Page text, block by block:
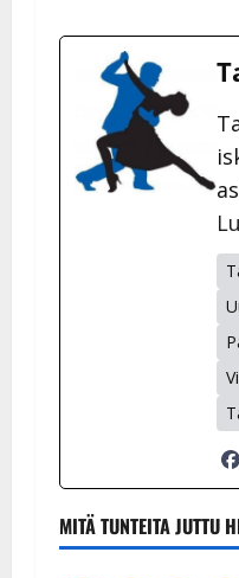
MITÄ TUNTEITA JUTTU